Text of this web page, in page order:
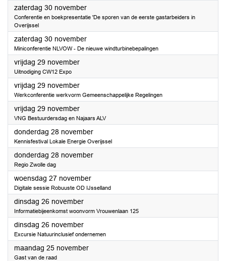
zaterdag 30 november2024
Conferentie en boekpresentatie 'De sporen van de eerste gastarbeiders in
Overijssel
zaterdag 30 november2024
Miniconferentie NLVOW - De nieuwe windturbinebepalingen
vrijdag 29 november2024
Uitnodiging CW12 Expo
vrijdag 29 november2024
Werkconferentie werkvorm Gemeenschappelijke Regelingen
vrijdag 29 november2024
VNG Bestuurdersdag en Najaars ALV
donderdag 28 november2024
Kennisfestival Lokale Energie Overijssel
donderdag 28 november2024
Regio Zwolle dag
woensdag 27 november2024
Digitale sessie Robuuste OD IJsselland
dinsdag 26 november2024
Informatiebijeenkomst woonvorm Vrouwenlaan 125
dinsdag 26 november2024
Excursie Natuurinclusief ondernemen
maandag 25 november2024
Gast van de raad